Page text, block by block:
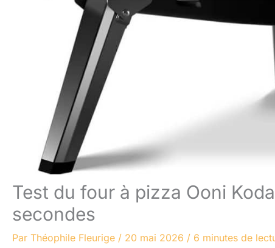
Test du four à pizza Ooni
secondes
Par Théophile Fleurige / 20 mai 2026 / 6 minutes de